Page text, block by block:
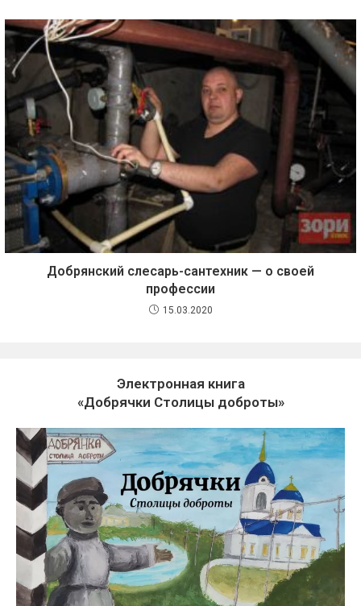
Добрянский слесарь-сантехник — о своей
профессии
15.03.2020
Электронная книга
«Добрячки Столицы доброты»